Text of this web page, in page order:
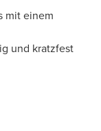
mit einem
und kratzfest